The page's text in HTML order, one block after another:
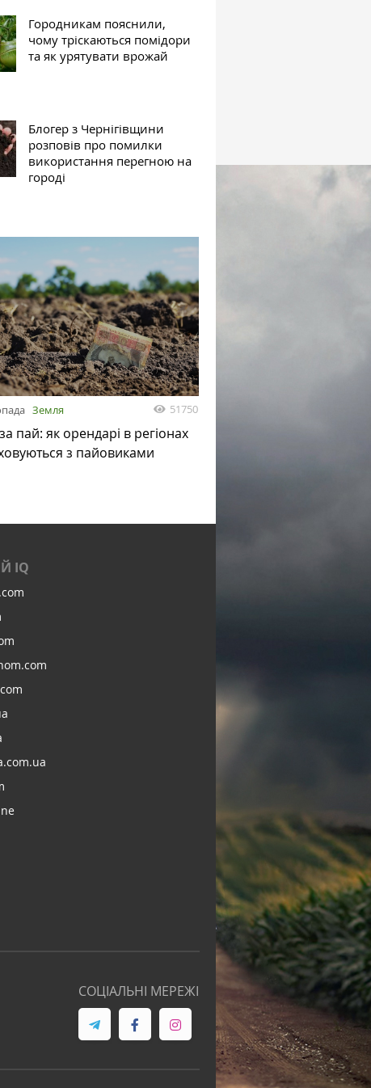
Городникам пояснили,
чому тріскаються помідори
та як урятувати врожай
Блогер з Чернігівщини
розповів про помилки
використання перегною на
городі
Земля 51750
пай: як орендарі в регіонах
з пайовиками
IQ
СОЦІАЛЬНІ МЕРЕЖІ